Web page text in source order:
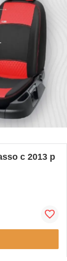
c 2013 р